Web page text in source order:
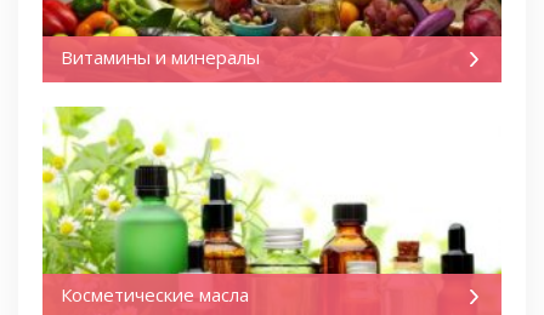
Витамины и минералы
Косметические масла